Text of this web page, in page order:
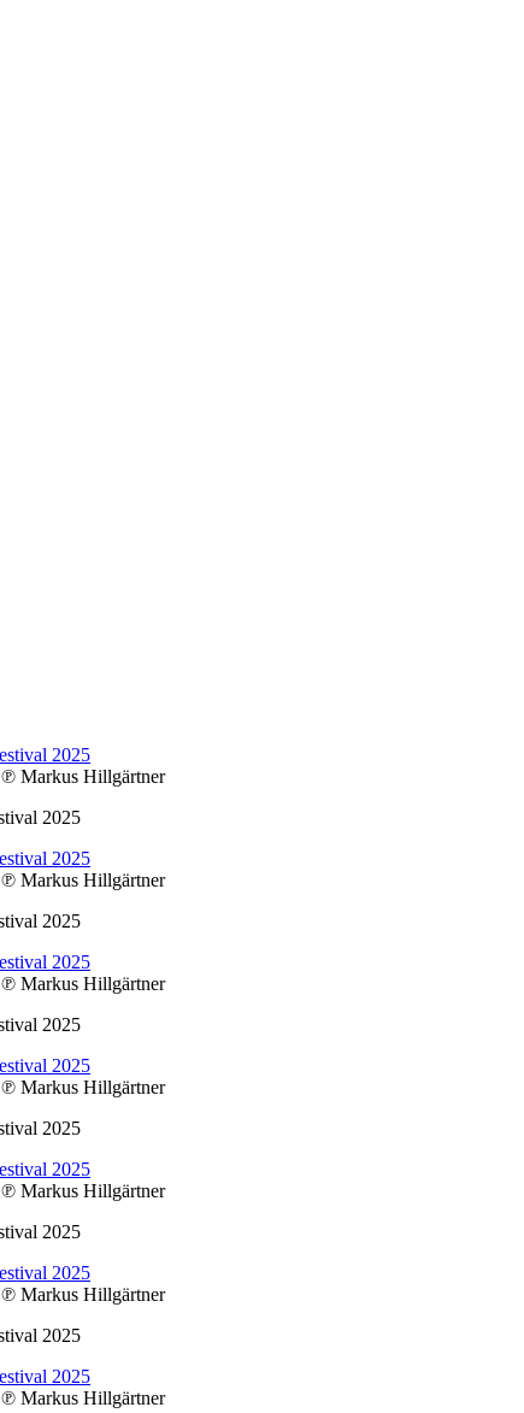
℗ Markus Hillgärtner
2025
℗ Markus Hillgärtner
2025
℗ Markus Hillgärtner
2025
℗ Markus Hillgärtner
2025
℗ Markus Hillgärtner
2025
℗ Markus Hillgärtner
2025
℗ Markus Hillgärtner